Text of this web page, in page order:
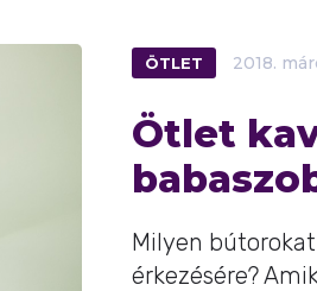
ÖTLET 2018.
Ötlet
Milyen
érkezésére?